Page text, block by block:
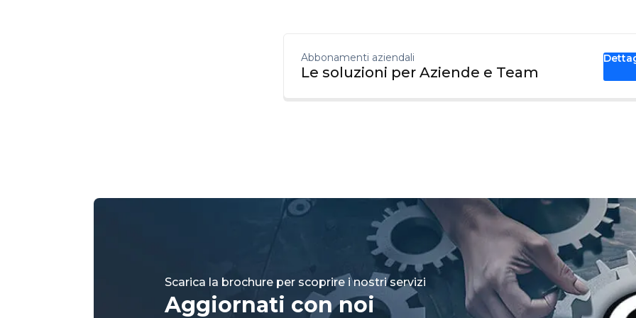
Abbonamenti aziendali
Le soluzioni per Aziende e Team
Scarica la brochure per scoprire i nostri servizi
Aggiornati con noi